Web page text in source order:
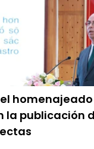
la publicación